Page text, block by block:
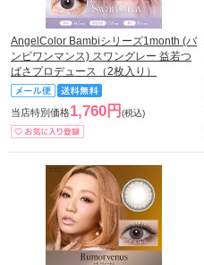
AngelColor Bambiシリーズ1month (バ
ンビワンマンス) スワングレー 益若つ
ばさプロデュース（2枚入り）
当店特別価格1,760円 (税込)